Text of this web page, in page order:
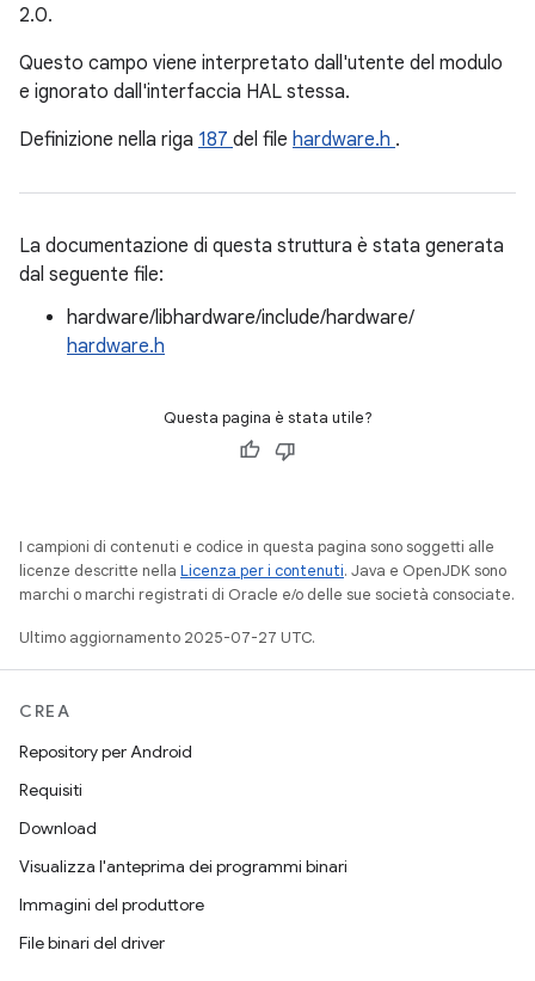
2.0.
Questo campo viene interpretato dall'utente del modulo
e ignorato dall'interfaccia HAL stessa.
Definizione nella riga 187 del file hardware.h .
La documentazione di questa struttura è stata generata
dal seguente file:
hardware/libhardware/include/hardware/
hardware.h
Questa pagina è stata utile?
I campioni di contenuti e codice in questa pagina sono soggetti alle
licenze descritte nella Licenza per i contenuti. Java e OpenJDK sono
marchi o marchi registrati di Oracle e/o delle sue società consociate.
Ultimo aggiornamento 2025-07-27 UTC.
CREA
Repository per Android
Requisiti
Download
Visualizza l'anteprima dei programmi binari
Immagini del produttore
File binari del driver